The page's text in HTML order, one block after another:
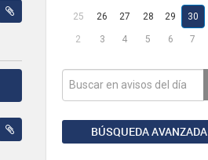
25 26 27 28 29 30
2 3 4 5 6 7
BÚSQUEDA AVANZADA